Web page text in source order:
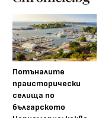
Потъналите
праисторически
селища по
българското